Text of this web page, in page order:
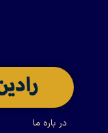
در باره ما